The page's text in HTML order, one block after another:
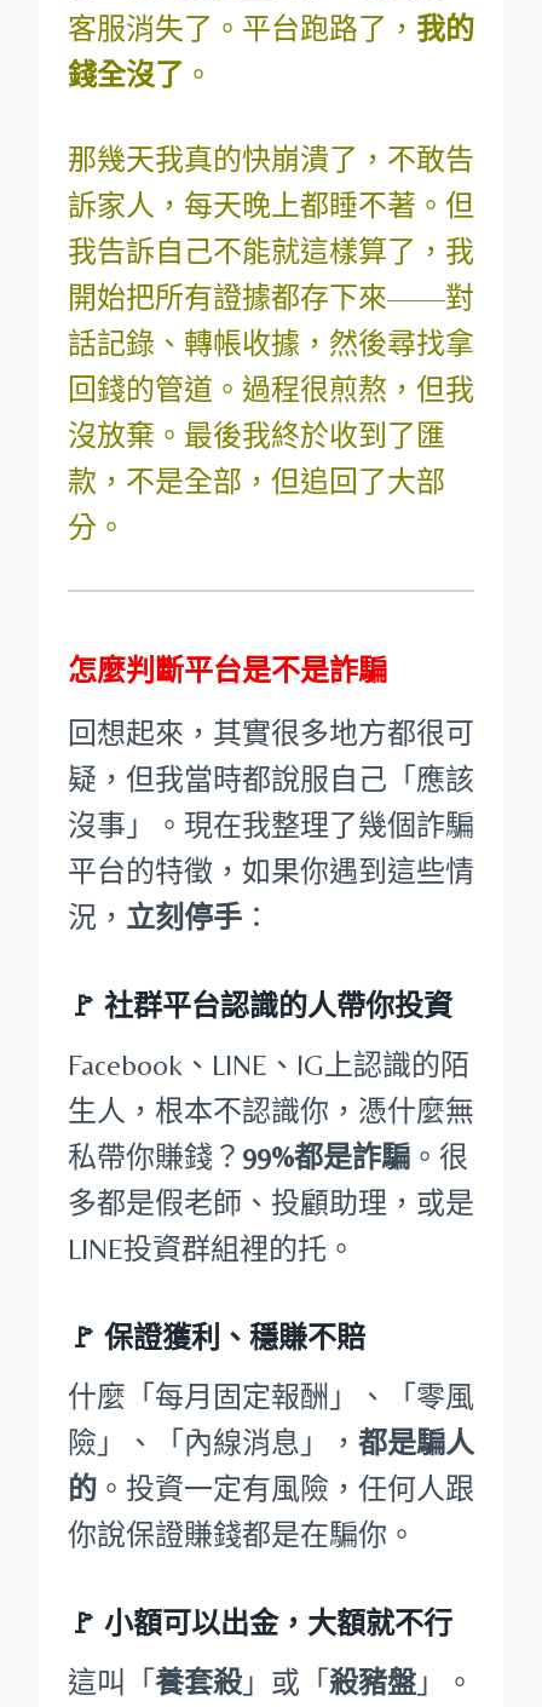
客服消失了。平台跑路了， 我的
錢全沒了 。
那幾天我真的快崩潰了，不敢告
訴家人，每天晚上都睡不著。但
我告訴自己不能就這樣算了，我
開始把所有證據都存下來——對
話記錄、轉帳收據，然後尋找拿
回錢的管道。過程很煎熬，但我
沒放棄。最後我終於收到了匯
款，不是全部，但追回了大部
分。
怎麼判斷平台是不是詐騙
回想起來，其實很多地方都很可
疑，但我當時都說服自己「應該
沒事」。現在我整理了幾個詐騙
平台的特徵，如果你遇到這些情
況， 立刻停手 ：
🚩 社群平台認識的人帶你投資
Facebook、LINE、IG上認識的陌
生人，根本不認識你，憑什麼無
私帶你賺錢？ 99%都是詐騙 。很
多都是假老師、投顧助理，或是
LINE投資群組裡的托。
🚩 保證獲利、穩賺不賠
什麼「每月固定報酬」、「零風
險」、「內線消息」， 都是騙人
的 。投資一定有風險，任何人跟
你說保證賺錢都是在騙你。
🚩 小額可以出金，大額就不行
這叫「 養套殺」或「 殺豬盤 」。